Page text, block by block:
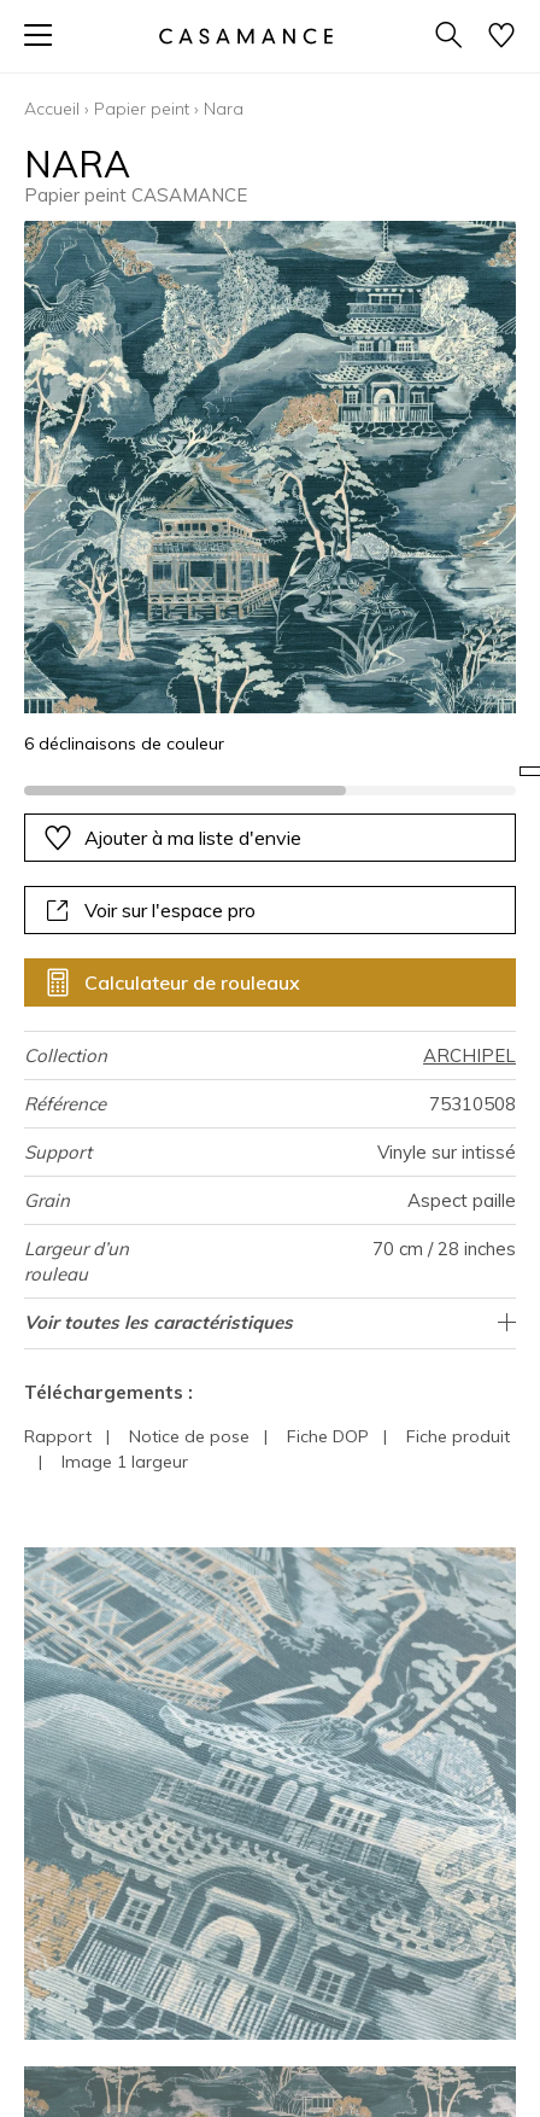
Accueil › Papier peint › Nara
NARA
Papier peint CASAMANCE
6 déclinaisons de couleur
Ajouter à ma liste d'envie
Voir sur l'espace pro
Calculateur de rouleaux
Collection ARCHIPEL
Référence 75310508
Support Vinyle sur intissé
Grain Aspect paille
Largeur d’un
rouleau
70 cm / 28 inches
Longueur Vendu au rouleau de 10.05m / 11 yards
Raccord Raccord droit
Rapport
Vertical
70cm / 28 pouces
Poids g/m² 400
Performance
Accoustique
aw - 0.15
Description
produit
Dessin principal pavillons
Entretien Lessivable
Pose colle Encollage du mur
Dépose Arrachage à sec
Norme COV A+
ASTME84 Class A
Norme
euroclass
B s2 d0
Pays d'origine Italie
Voir toutes les caractéristiques
Téléchargements :
Rapport | Notice de pose | Fiche DOP |
Fiche produit
| Image 1 largeur